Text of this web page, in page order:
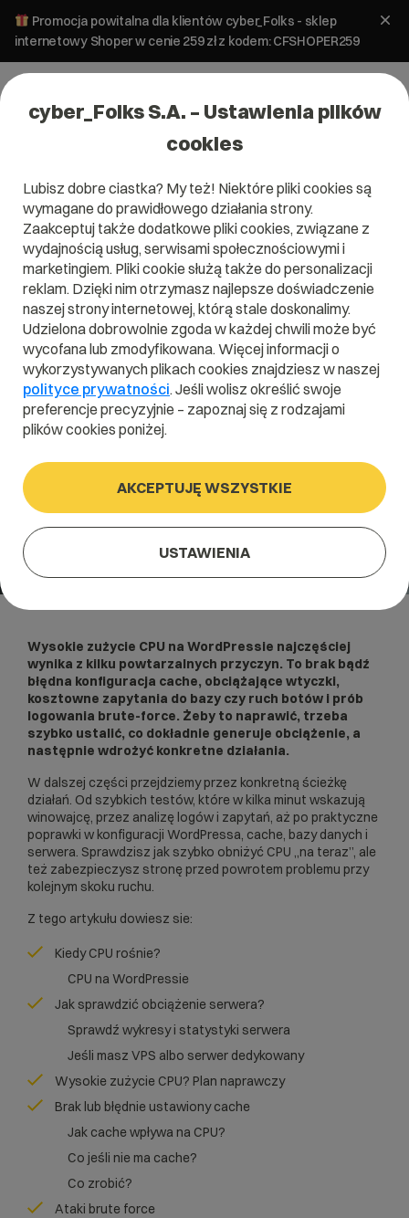
Promocja powitalna dla klientów cyber_Folks - sklep
internetowy Shoper w cenie 259 zł z kodem: CFSHOPER259
Hosting WordPress
WordPress i wysokie zużycie CPU –
plan naprawczy
20 marca 2026 ok.9min
Wysokie zużycie CPU na WordPressie najczęściej
wynika z kilku powtarzalnych przyczyn. To brak bądź
błędna konfiguracja cache, obciążające wtyczki,
kosztowne zapytania do bazy czy ruch botów i prób
logowania brute-force. Żeby to naprawić, trzeba
szybko ustalić, co dokładnie generuje obciążenie, a
następnie wdrożyć konkretne działania.
W dalszej części przejdziemy przez konkretną ścieżkę
działań. Od szybkich testów, które w kilka minut wskazują
winowajcę, przez analizę logów i zapytań, aż po praktyczne
poprawki w konfiguracji WordPressa, cache, bazy danych i
serwera. Sprawdzisz jak szybko obniżyć CPU „na teraz”, ale
też zabezpieczysz stronę przed powrotem problemu przy
kolejnym skoku ruchu.
Z tego artykułu dowiesz sie:
Kiedy CPU rośnie?
CPU na WordPressie
Jak sprawdzić obciążenie serwera?
Sprawdź wykresy i statystyki serwera
Jeśli masz VPS albo serwer dedykowany
Wysokie zużycie CPU? Plan naprawczy
Brak lub błędnie ustawiony cache
Jak cache wpływa na CPU?
Co jeśli nie ma cache?
Co zrobić?
Ataki brute force
cyber_Folks S.A. – Ustawienia plików
cookies
Lubisz dobre ciastka? My też! Niektóre pliki cookies są
wymagane do prawidłowego działania strony.
Zaakceptuj także dodatkowe pliki cookies, związane z
wydajnością usług, serwisami społecznościowymi i
marketingiem. Pliki cookie służą także do personalizacji
reklam. Dzięki nim otrzymasz najlepsze doświadczenie
naszej strony internetowej, którą stale doskonalimy.
Udzielona dobrowolnie zgoda w każdej chwili może być
wycofana lub zmodyfikowana. Więcej informacji o
wykorzystywanych plikach cookies znajdziesz w naszej
polityce prywatności. Jeśli wolisz określić swoje
preferencje precyzyjnie – zapoznaj się z rodzajami
plików cookies poniżej.
AKCEPTUJĘ WSZYSTKIE
USTAWIENIA